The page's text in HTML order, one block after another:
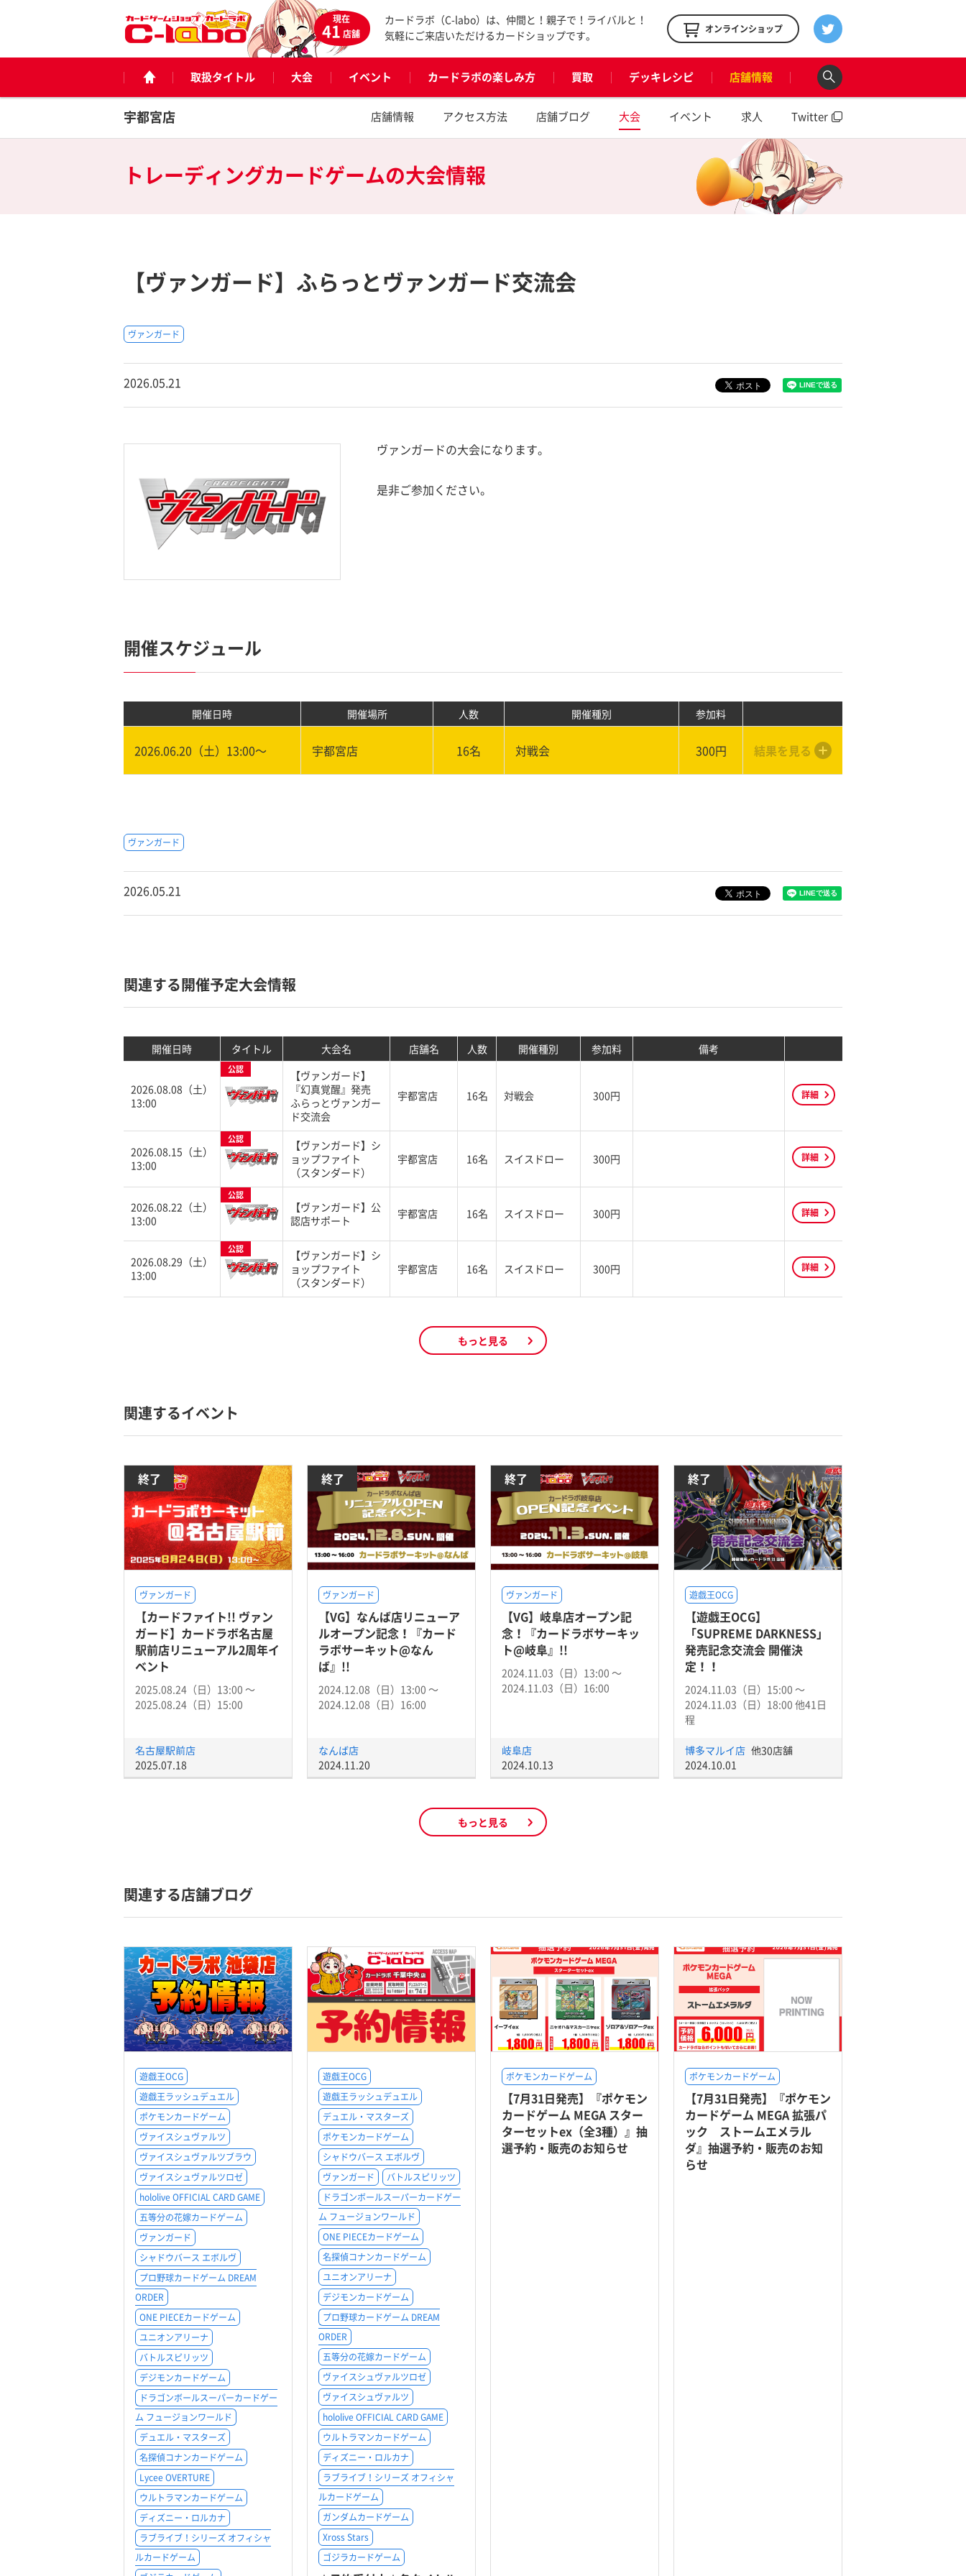
現在
41店舗
カードラボ（C-labo）は、仲間と！親子で！ライバルと！
気軽にご来店いただけるカードショップです。
オンラインショップ
取扱タイトル 大会 イベント カードラボの楽しみ方 買取 デッキレシピ 店舗情報
宇都宮店 店舗情報 アクセス方法 店舗ブログ 大会 イベント 求人 Twitter
トレーディングカードゲームの大会情報
【ヴァンガード】ふらっとヴァンガード交流会
ヴァンガード
2026.05.21
ヴァンガードの大会になります。
是非ご参加ください。
開催スケジュール
開催日時 開催場所 人数 開催種別 参加料
2026.06.20（土）13:00〜 宇都宮店 16名 対戦会 300円 結果を見る
ヴァンガード
2026.05.21
関連する開催予定大会情報
開催日時 タイトル 大会名 店舗名 人数 開催種別 参加料 備考
2026.08.08（土）
13:00
公認
【ヴァンガード】
『幻真覚醒』発売
ふらっとヴァンガー
ド交流会
宇都宮店 16名 対戦会 300円 詳細
2026.08.15（土）
13:00
公認
【ヴァンガード】シ
ョップファイト
（スタンダード）
宇都宮店 16名 スイスドロー 300円 詳細
2026.08.22（土）
13:00
公認
【ヴァンガード】公
認店サポート
宇都宮店 16名 スイスドロー 300円 詳細
2026.08.29（土）
13:00
公認
【ヴァンガード】シ
ョップファイト
（スタンダード）
宇都宮店 16名 スイスドロー 300円 詳細
もっと見る
関連するイベント
終了
ヴァンガード
【カードファイト!! ヴァン
ガード】カードラボ名古屋
駅前店リニューアル2周年イ
ベント
2025.08.24（日）13:00 〜
2025.08.24（日）15:00
名古屋駅前店
2025.07.18
終了
ヴァンガード
【VG】なんば店リニューア
ルオープン記念！『カード
ラボサーキット@なん
ば』!!
2024.12.08（日）13:00 〜
2024.12.08（日）16:00
なんば店
2024.11.20
終了
ヴァンガード
【VG】岐阜店オープン記
念！『カードラボサーキッ
ト@岐阜』!!
2024.11.03（日）13:00 〜
2024.11.03（日）16:00
岐阜店
2024.10.13
終了
遊戯王OCG
【遊戯王OCG】
「SUPREME DARKNESS」
発売記念交流会 開催決
定！！
2024.11.03（日）15:00 〜
2024.11.03（日）18:00 他41日
程
博多マルイ店 他30店舗
2024.10.01
もっと見る
関連する店舗ブログ
遊戯王OCG
遊戯王ラッシュデュエル
ポケモンカードゲーム
ヴァイスシュヴァルツ
ヴァイスシュヴァルツブラウ
ヴァイスシュヴァルツロゼ
hololive OFFICIAL CARD GAME
五等分の花嫁カードゲーム
ヴァンガード
シャドウバース エボルヴ
プロ野球カードゲーム DREAM
ORDER
ONE PIECEカードゲーム
ユニオンアリーナ
バトルスピリッツ
デジモンカードゲーム
ドラゴンボールスーパーカードゲー
ム フュージョンワールド
デュエル・マスターズ
名探偵コナンカードゲーム
Lycee OVERTURE
ウルトラマンカードゲーム
ディズニー・ロルカナ
ラブライブ！シリーズ オフィシャ
ルカードゲーム
遊戯王OCG
遊戯王ラッシュデュエル
デュエル・マスターズ
ポケモンカードゲーム
シャドウバース エボルヴ
ヴァンガード
バトルスピリッツ
ドラゴンボールスーパーカードゲー
ム フュージョンワールド
ONE PIECEカードゲーム
名探偵コナンカードゲーム
ユニオンアリーナ
デジモンカードゲーム
プロ野球カードゲーム DREAM
ORDER
五等分の花嫁カードゲーム
ヴァイスシュヴァルツロゼ
ヴァイスシュヴァルツ
hololive OFFICIAL CARD GAME
ウルトラマンカードゲーム
ディズニー・ロルカナ
ラブライブ！シリーズ オフィシャ
ルカードゲーム
ガンダムカードゲーム
Xross Stars
ゴジラカードゲーム
ポケモンカードゲーム
【7月31日発売】『ポケモン
カードゲーム MEGA スター
ターセットex（全3種）』抽
選予約・販売のお知らせ
ポケモンカードゲーム
【7月31日発売】『ポケモン
カードゲーム MEGA 拡張パ
ック ストームエメラル
ダ』抽選予約・販売のお知
らせ